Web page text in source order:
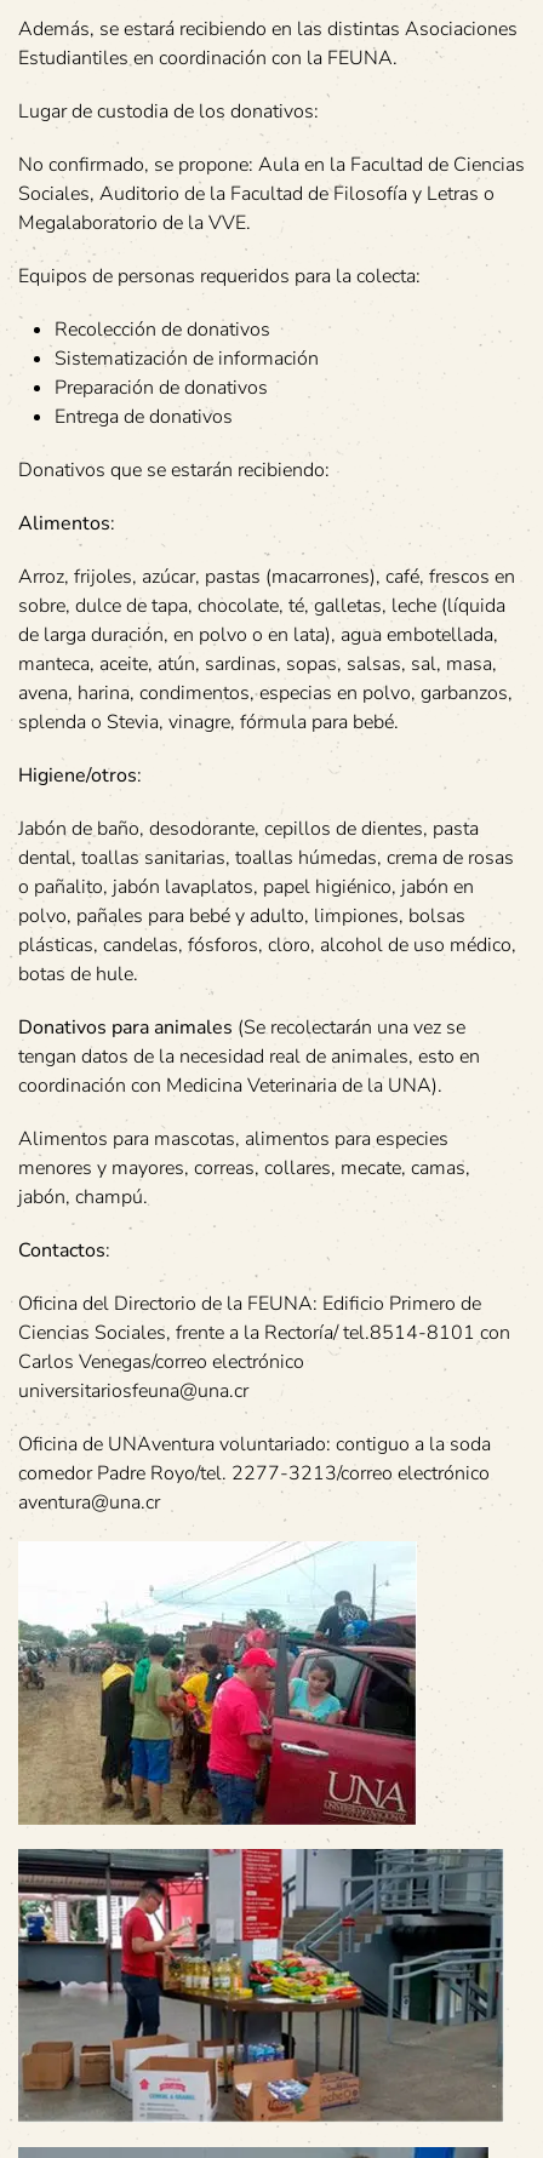
Además, se estará recibiendo en las distintas Asociaciones
Estudiantiles en coordinación con la FEUNA.
Lugar de custodia de los donativos:
No confirmado, se propone: Aula en la Facultad de Ciencias
Sociales, Auditorio de la Facultad de Filosofía y Letras o
Megalaboratorio de la VVE.
Equipos de personas requeridos para la colecta:
Recolección de donativos
Sistematización de información
Preparación de donativos
Entrega de donativos
Donativos que se estarán recibiendo:
Alimentos:
Arroz, frijoles, azúcar, pastas (macarrones), café, frescos en
sobre, dulce de tapa, chocolate, té, galletas, leche (líquida
de larga duración, en polvo o en lata), agua embotellada,
manteca, aceite, atún, sardinas, sopas, salsas, sal, masa,
avena, harina, condimentos, especias en polvo, garbanzos,
splenda o Stevia, vinagre, fórmula para bebé.
Higiene/otros:
Jabón de baño, desodorante, cepillos de dientes, pasta
dental, toallas sanitarias, toallas húmedas, crema de rosas
o pañalito, jabón lavaplatos, papel higiénico, jabón en
polvo, pañales para bebé y adulto, limpiones, bolsas
plásticas, candelas, fósforos, cloro, alcohol de uso médico,
botas de hule.
Donativos para animales (Se recolectarán una vez se
tengan datos de la necesidad real de animales, esto en
coordinación con Medicina Veterinaria de la UNA).
Alimentos para mascotas, alimentos para especies
menores y mayores, correas, collares, mecate, camas,
jabón, champú.
Contactos:
Oficina del Directorio de la FEUNA: Edificio Primero de
Ciencias Sociales, frente a la Rectoría/ tel.8514-8101 con
Carlos Venegas/correo electrónico
universitariosfeuna@una.cr
Oficina de UNAventura voluntariado: contiguo a la soda
comedor Padre Royo/tel. 2277-3213/correo electrónico
aventura@una.cr